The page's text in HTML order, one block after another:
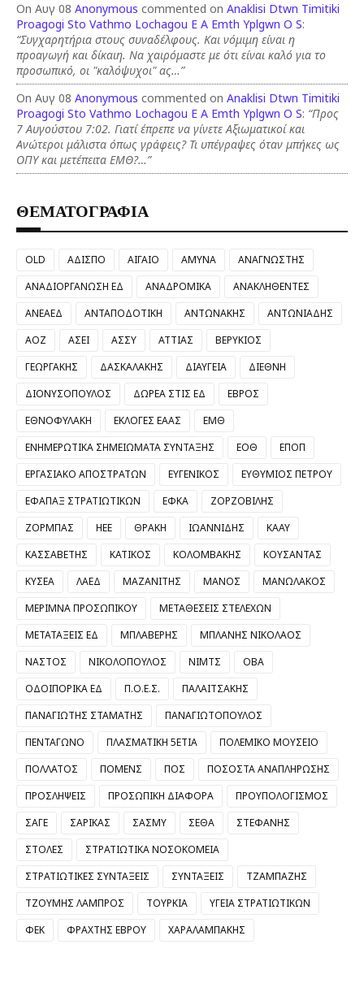
On Αυγ 08 Anonymous commented on Anaklisi Dtwn Timitiki
Proagogi Sto Vathmo Lochagou E A Emth Yplgwn O S:
“Συγχαρητήρια στους συναδέλφους. Και νόμιμη είναι η
προαγωγή και δίκαιη. Να χαιρόμαστε με ότι είναι καλό για το
προσωπικό, οι "καλόψυχοι" ας…”
On Αυγ 08 Anonymous commented on Anaklisi Dtwn Timitiki
Proagogi Sto Vathmo Lochagou E A Emth Yplgwn O S: “Προς
7 Αυγούστου 7:02. Γιατί έπρεπε να γίνετε Αξιωματικοί και
Ανώτεροι μάλιστα όπως γράφεις? Τι υπέγραψες όταν μπήκες ως
ΟΠΥ και μετέπειτα ΕΜΘ?…”
ΘΕΜΑΤΟΓΡΑΦΙΑ
OLD ΑΔΙΣΠΟ ΑΙΓΑΙΟ ΑΜΥΝΑ
ΑΝΑΓΝΩΣΤΗΣ
ΑΝΑΔΙΟΡΓΑΝΩΣΗ ΕΔ
ΑΝΑΔΡΟΜΙΚΑ
ΑΝΑΚΛΗΘΕΝΤΕΣ
ΑΝΕΑΕΔ
ΑΝΤΑΠΟΔΟΤΙΚΗ ΑΝΤΩΝΑΚΗΣ
ΑΝΤΩΝΙΑΔΗΣ
ΑΟΖ
ΑΣΕΙ ΑΣΣΥ ΑΤΤΙΑΣ
ΒΕΡΥΚΙΟΣ
ΓΕΩΡΓΑΚΗΣ
ΔΑΣΚΑΛΑΚΗΣ ΔΙΑΥΓΕΙΑ
ΔΙΕΘΝΗ
ΔΙΟΝΥΣΟΠΟΥΛΟΣ
ΔΩΡΕΑ ΣΤΙΣ ΕΔ
ΕΒΡΟΣ
ΕΘΝΟΦΥΛΑΚΗ
ΕΚΛΟΓΕΣ ΕΑΑΣ
ΕΜΘ
ΕΝΗΜΕΡΩΤΙΚΑ ΣΗΜΕΙΩΜΑΤΑ ΣΥΝΤΑΞΗΣ
ΕΟΘ
ΕΠΟΠ
ΕΡΓΑΣΙΑΚΟ ΑΠΟΣΤΡΑΤΩΝ
ΕΥΓΕΝΙΚΟΣ
ΕΥΘΥΜΙΟΣ ΠΕΤΡΟΥ
ΕΦΑΠΑΞ ΣΤΡΑΤΙΩΤΙΚΩΝ
ΕΦΚΑ
ΖΟΡΖΟΒΙΛΗΣ
ΖΟΡΜΠΑΣ
ΗΕΕ ΘΡΑΚΗ ΙΩΑΝΝΙΔΗΣ
ΚΑΑΥ
ΚΑΣΣΑΒΕΤΗΣ
ΚΑΤΙΚΟΣ ΚΟΛΟΜΒΑΚΗΣ
ΚΟΥΣΑΝΤΑΣ
ΚΥΣΕΑ
ΛΑΕΔ ΜΑΖΑΝΙΤΗΣ ΜΑΝΟΣ
ΜΑΝΩΛΑΚΟΣ
ΜΕΡΙΜΝΑ ΠΡΟΣΩΠΙΚΟΥ
ΜΕΤΑΘΕΣΕΙΣ ΣΤΕΛΕΧΩΝ
ΜΕΤΑΤΑΞΕΙΣ ΕΔ
ΜΠΛΑΒΕΡΗΣ
ΜΠΛΑΝΗΣ ΝΙΚΟΛΑΟΣ
ΝΑΣΤΟΣ
ΝΙΚΟΛΟΠΟΥΛΟΣ ΝΙΜΤΣ
ΟΒΑ
ΟΔΟΙΠΟΡΙΚΑ ΕΔ
Π.Ο.Ε.Σ.
ΠΑΛΑΙΤΣΑΚΗΣ
ΠΑΝΑΓΙΩΤΗΣ ΣΤΑΜΑΤΗΣ
ΠΑΝΑΓΙΩΤΟΠΟΥΛΟΣ
ΠΕΝΤΑΓΩΝΟ
ΠΛΑΣΜΑΤΙΚΗ 5ΕΤΙΑ
ΠΟΛΕΜΙΚΟ ΜΟΥΣΕΙΟ
ΠΟΛΛΑΤΟΣ
ΠΟΜΕΝΣ ΠΟΣ
ΠΟΣΟΣΤΑ ΑΝΑΠΛΗΡΩΣΗΣ
ΠΡΟΣΛΗΨΕΙΣ
ΠΡΟΣΩΠΙΚΗ ΔΙΑΦΟΡΑ
ΠΡΟΥΠΟΛΟΓΙΣΜΟΣ
ΣΑΓΕ
ΣΑΡΙΚΑΣ ΣΑΣΜΥ ΣΕΘΑ
ΣΤΕΦΑΝΗΣ
ΣΤΟΛΕΣ
ΣΤΡΑΤΙΩΤΙΚΑ ΝΟΣΟΚΟΜΕΙΑ
ΣΤΡΑΤΙΩΤΙΚΕΣ ΣΥΝΤΑΞΕΙΣ
ΣΥΝΤΑΞΕΙΣ
ΤΖΑΜΠΑΖΗΣ
ΤΖΟΥΜΗΣ ΛΑΜΠΡΟΣ
ΤΟΥΡΚΙΑ
ΥΓΕΙΑ ΣΤΡΑΤΙΩΤΙΚΩΝ
ΦΕΚ
ΦΡΑΧΤΗΣ ΕΒΡΟΥ ΧΑΡΑΛΑΜΠΑΚΗΣ